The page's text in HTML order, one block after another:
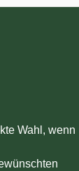
Wahl, wenn